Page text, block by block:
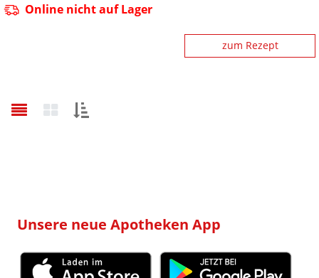
Online nicht auf Lager
zum Rezept
Unsere neue Apotheken App